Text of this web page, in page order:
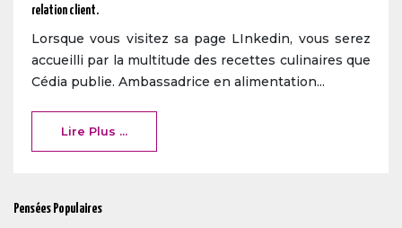
relation client.
Lorsque vous visitez sa page LInkedin, vous serez
accueilli par la multitude des recettes culinaires que
Cédia publie. Ambassadrice en alimentation...
Lire Plus ...
Pensées Populaires